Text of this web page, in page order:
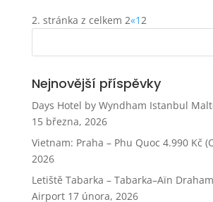
2. stránka z celkem 2«12
Nejnovější příspěvky
Days Hotel by Wyndham Istanbul
15 března, 2026
Vietnam: Praha – Phu Quoc 4.990 Kč
2026
Letiště Tabarka – Tabarka–Aïn
Airport 17 února, 2026